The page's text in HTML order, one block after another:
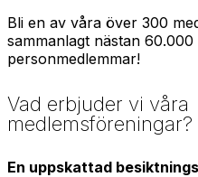
Bli en av våra över 300
sammanlagt nästan 60.000
personmedlemmar!
Vad erbjuder vi våra
medlemsföreningar?
En uppskattad